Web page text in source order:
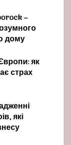
–
дому
як
страх
які